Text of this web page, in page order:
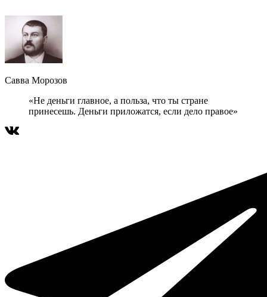
Савва Морозов
«Не деньги главное, а польза, что ты стране
принесешь. Деньги приложатся, если дело правое»